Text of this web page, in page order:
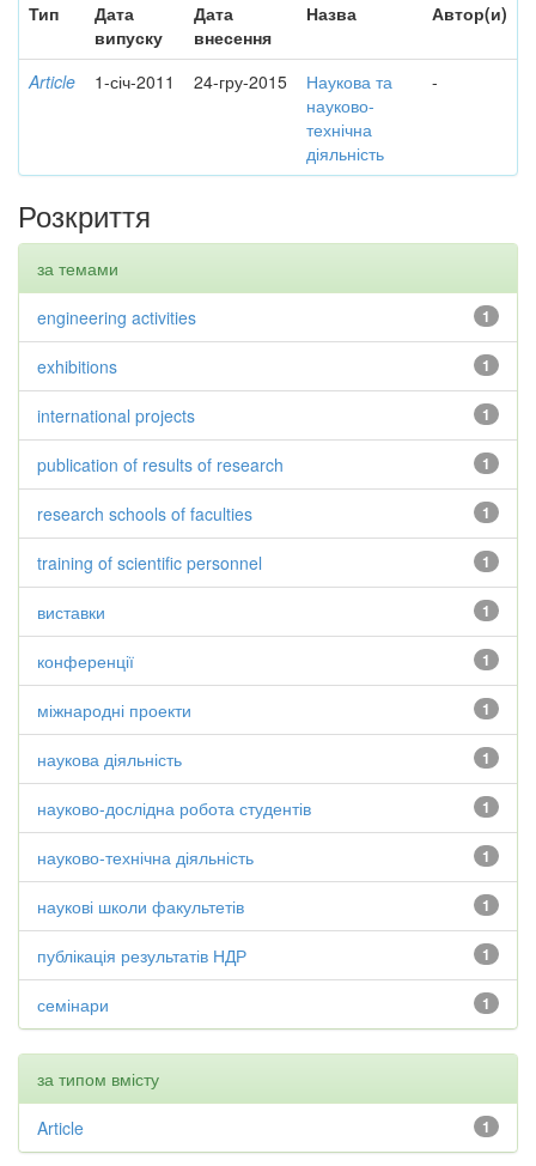
Тип
Дата
випуску
Дата
внесення
Назва Автор(и)
Article 1-січ-2011 24-гру-2015
Наукова та
науково-
технічна
діяльність
-
Розкриття
за темами
1
engineering activities
1
exhibitions
1
international projects
1
publication of results of research
1
research schools of faculties
1
training of scientific personnel
1
виставки
1
конференції
1
міжнародні проекти
1
наукова діяльність
1
науково-дослідна робота студентів
1
науково-технічна діяльність
1
наукові школи факультетів
1
публікація результатів НДР
1
семінари
за типом вмісту
1
Article